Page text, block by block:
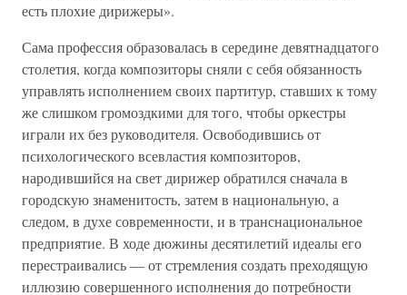
есть плохие дирижеры».
Сама профессия образовалась в середине девятнадцатого
столетия, когда композиторы сняли с себя обязанность
управлять исполнением своих партитур, ставших к тому
же слишком громоздкими для того, чтобы оркестры
играли их без руководителя. Освободившись от
психологического всевластия композиторов,
народившийся на свет дирижер обратился сначала в
городскую знаменитость, затем в национальную, а
следом, в духе современности, и в транснациональное
предприятие. В ходе дюжины десятилетий идеалы его
перестраивались — от стремления создать преходящую
иллюзию совершенного исполнения до потребности